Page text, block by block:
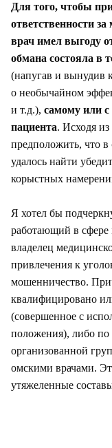
Для того, чтобы
ответственности
врач имел выгоду
обмана состояла в
(напугав и вынудив
о необычайном
и т.д.), самому или с
пациента. Исходя
предположить, что
удалось найти
корыстных
Я хотел бы
работающий в
владелец
привлечения к
мошенничество.
квалифицировано
(совершенное с
положения), либо по
организованной
омскими врачами.
утяжеленные